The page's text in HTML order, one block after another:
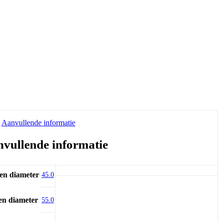
Aanvullende informatie
informatie
diameter 45.0
diameter 55.0